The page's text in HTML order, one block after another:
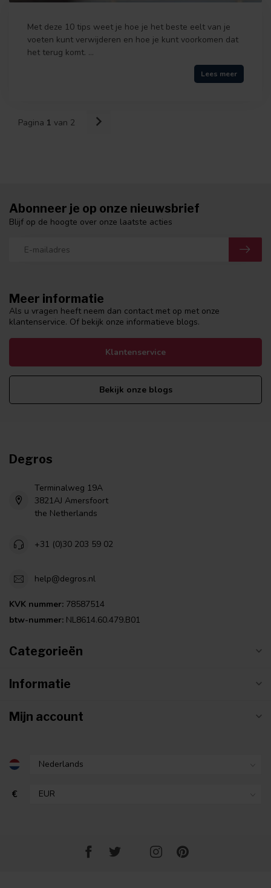
Met deze 10 tips weet je hoe je het beste eelt van je
voeten kunt verwijderen en hoe je kunt voorkomen dat
het terug komt. ...
Lees meer
Pagina 1 van 2
Meer informatie
Als u vragen heeft neem dan contact met op met onze
klantenservice. Of bekijk onze informatieve blogs.
Klantenservice
Bekijk onze blogs
Abonneer je op onze nieuwsbrief
Blijf op de hoogte over onze laatste acties
Degros
Terminalweg 19A
3821AJ Amersfoort
the Netherlands
+31 (0)30 203 59 02
help@degros.nl
KVK nummer: 78587514
btw-nummer: NL8614.60.479.B01
Categorieën
Informatie
Mijn account
€